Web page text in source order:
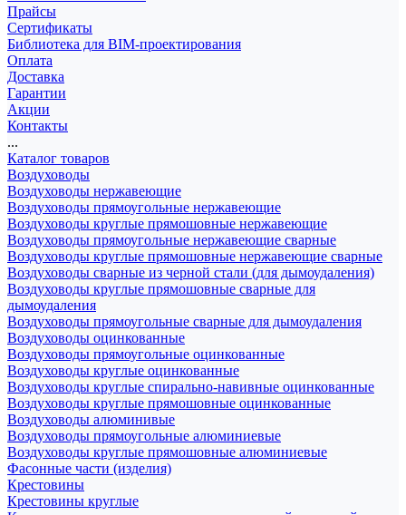
Прайсы
Сертификаты
Библиотека для BIM-проектирования
Оплата
Доставка
Гарантии
Акции
Контакты
...
Каталог товаров
Воздуховоды
Воздуховоды нержавеющие
Воздуховоды прямоугольные нержавеющие
Воздуховоды круглые прямошовные нержавеющие
Воздуховоды прямоугольные нержавеющие сварные
Воздуховоды круглые прямошовные нержавеющие сварные
Воздуховоды сварные из черной стали (для дымоудаления)
Воздуховоды круглые прямошовные сварные для
дымоудаления
Воздуховоды прямоугольные сварные для дымоудаления
Воздуховоды оцинкованные
Воздуховоды прямоугольные оцинкованные
Воздуховоды круглые оцинкованные
Воздуховоды круглые спирально-навивные оцинкованные
Воздуховоды круглые прямошовные оцинкованные
Воздуховоды алюминивые
Воздуховоды прямоугольные алюминиевые
Воздуховоды круглые прямошовные алюминиевые
Фасонные части (изделия)
Крестовины
Крестовины круглые